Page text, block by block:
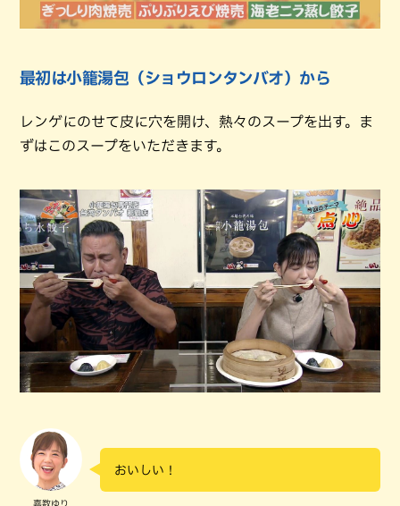
最初は小籠湯包（ショウロンタンバオ）から
レンゲにのせて皮に穴を開け、熱々のスープを出す。ま
ずはこのスープをいただきます。
嘉数ゆり
おいしい！